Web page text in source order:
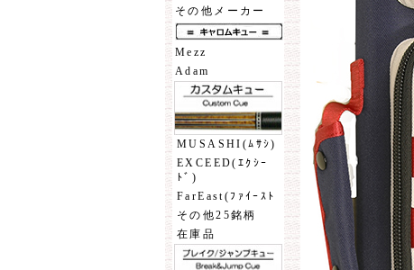
その他メーカー
Mezz
Adam
MUSASHI(ﾑｻｼ)
EXCEED(ｴｸｼｰ
ﾄﾞ)
FarEast(ﾌｧｲｰｽﾄ
その他25銘柄
在庫品